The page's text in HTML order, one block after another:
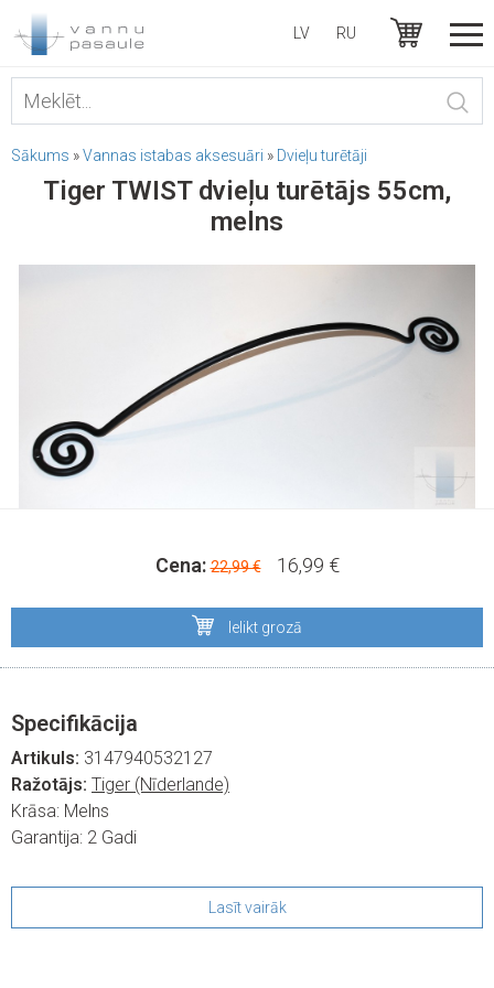
LV RU
Sākums »Vannas istabas aksesuāri » Dvieļu turētāji
Tiger TWIST dvieļu turētājs 55cm,
melns
Cena:22,99 € 16,99 €
Ielikt grozā
Specifikācija
Artikuls: 3147940532127
Ražotājs: Tiger (Nīderlande)
Krāsa: Melns
Garantija: 2 Gadi
Lasīt vairāk